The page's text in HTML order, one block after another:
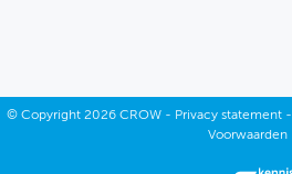
© Copyright2026 CROW - Privacy statement-
Voorwaarden